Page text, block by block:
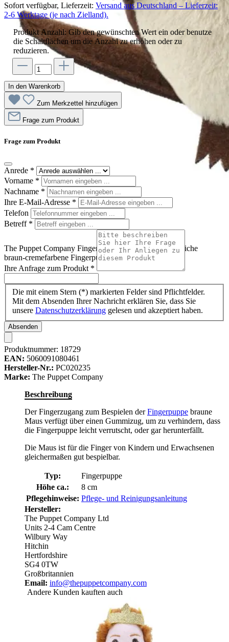
The Puppet Company Fingerpuppe Braune Maus, rundliche
braun-cremefarbene Fingerpuppe mit rosa Ohren
Sofort verfügbar, Lieferzeit: Versand aus Deutschland – Lieferzeit:
2-6 Werktage (je nach Zielland).
Produkt Anzahl: Gib den gewünschten Wert ein oder benutze
die Schaltflächen um die Anzahl zu erhöhen oder zu
reduzieren.
In den Warenkorb
Zum Merkzettel hinzufügen
Frage zum Produkt
Frage zum Produkt
Anrede *
Vorname *
Nachname *
Ihre E-Mail-Adresse *
Telefon
Betreff *
Ihre Anfrage zum Produkt *
Die mit einem Stern (*) markierten Felder sind Pflichtfelder.
Mit dem Absenden Ihrer Nachricht erklären Sie, dass Sie
unsere Datenschutzerklärung gelesen und akzeptiert haben.
Absenden
Produktnummer: 18729
EAN: 5060091080461
Hersteller-Nr.: PC020235
Marke: The Puppet Company
Beschreibung
Der Fingerzugang zum Bespielen derFingerpuppe braune
Maus verfügt über einen Gummizug, um zu verhindern, dass
die Fingerpuppe leicht verrutscht, oder gar herunterfällt.
Die Maus ist für die Finger von Kindern und Erwachsenen
gleichermaßen gut bespielbar.
Typ:
Fingerpuppe
Höhe ca.:
8 cm
Pflegehinweise: Pflege- und Reinigungsanleitung
Hersteller:
The Puppet Company Ltd
Units 2-4 Cam Centre
Wilbury Way
Hitchin
Hertfordshire
SG4 0TW
Großbritannien
Email: info@thepuppetcompany.com
Andere Kunden kauften auch